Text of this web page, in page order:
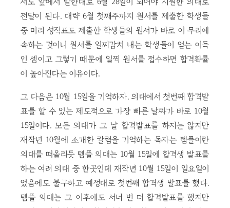
전달이 된다. 대략 6월 첫째주까지 원서를 제출한 학생들
중 미리 성적표도 제출한 학생들의 원서가 바로 이 무리에
속하는 것이니 원서를 일찌감치 내는 학생들이 얻는 이득
인 셈이고 그렇기 때문에 일찍 원서를 접수하면 합격확률
이 높아진다는 이유이다.
그 다음은 10월 15일을 기억하자. 의대에서 첫번째 합격발
표를 할 수 있는 제도적으로 가장 빠른 날짜가 바로 10월
15일이다. 모든 의대가 그 날 합격발표를 하지는 않지만
재작년 10월에 소개한 칼럼을 기억하는 독자는 템플이란
의대를 떠올리듯 템플 의대는 10월 15일에 합격생 발표를
하는 여러 의대 중 한곳인데 재작년 10월 15일이 일요일이
었음에도 불구하고 예정대로 첫번째 합격생 발표를 했다.
템플 의대는 그 이후에도 서너 번 더 합격발표를 했지만